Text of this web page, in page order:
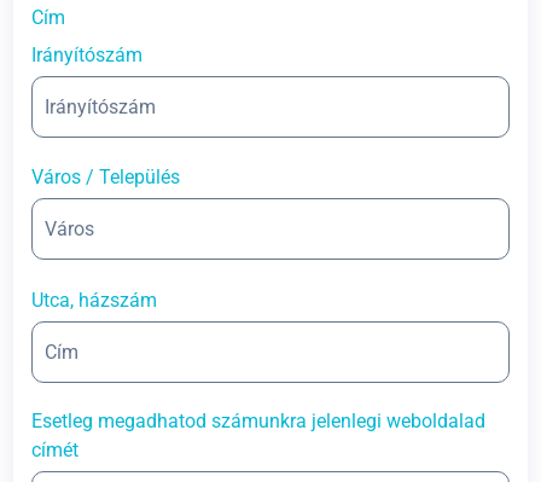
Cím
Irányítószám
Város / Település
Utca, házszám
Esetleg megadhatod számunkra jelenlegi weboldalad
címét